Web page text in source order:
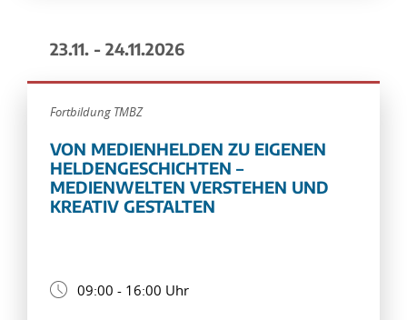
23.11. - 24.11.2026
Fortbildung TMBZ
VON MEDIENHELDEN ZU EIGENEN
HELDENGESCHICHTEN –
MEDIENWELTEN VERSTEHEN UND
KREATIV GESTALTEN
09:00 - 16:00 Uhr